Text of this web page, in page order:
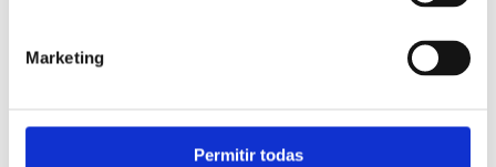
Marketing
Permitir todas